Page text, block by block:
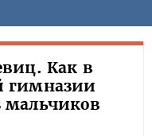
Как в
гимназии
мальчиков